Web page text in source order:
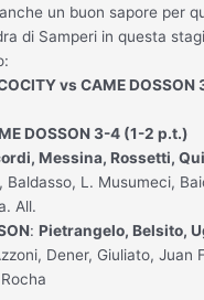
un buon sapore per
di Samperi in questa
vs CAME
DOSSON 3-4 (1-2 p.t.)
Messina, Rossetti,
Baldasso, L. Musumeci,
All.
: Pietrangelo, Belsito,
Dener, Giuliato, Juan